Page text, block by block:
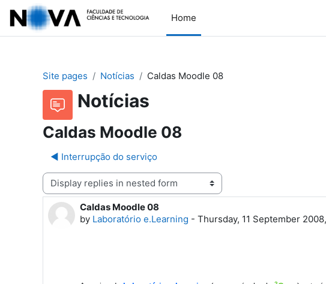
Skip to main content
Home
Site pages Notícias Caldas Moodle 08
Notícias
Caldas Moodle 08
◀︎ Interrupção do serviço
Display mode
Caldas Moodle 08
by Laboratório e.Learning - Thursday, 11 September
Number of replies: 0